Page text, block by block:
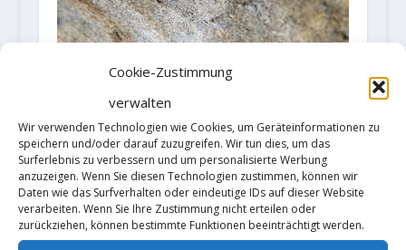
Cookie-Zustimmung
verwalten
Wir verwenden Technologien wie Cookies, um Geräteinformationen zu
speichern und/oder darauf zuzugreifen. Wir tun dies, um das
Surferlebnis zu verbessern und um personalisierte Werbung
anzuzeigen. Wenn Sie diesen Technologien zustimmen, können wir
Daten wie das Surfverhalten oder eindeutige IDs auf dieser Website
verarbeiten. Wenn Sie Ihre Zustimmung nicht erteilen oder
zurückziehen, können bestimmte Funktionen beeinträchtigt werden.